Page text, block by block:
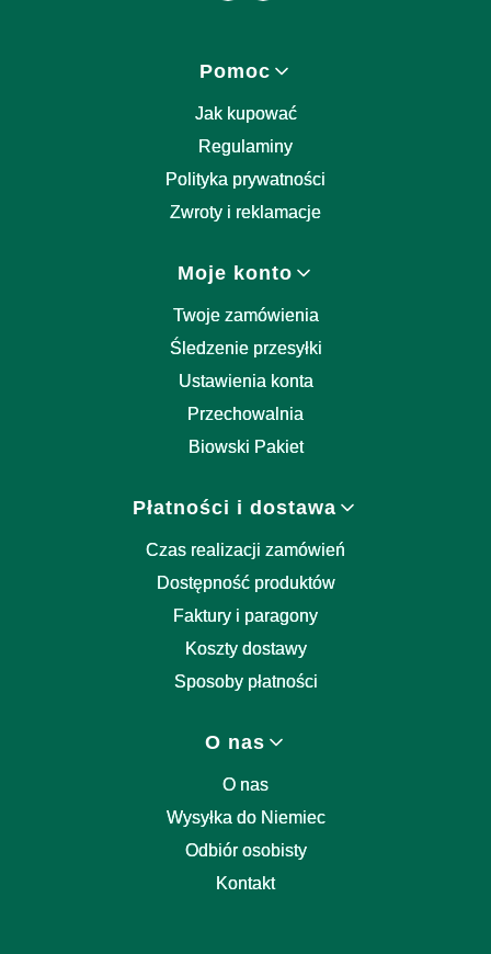
Pomoc
Jak kupować
Regulaminy
Polityka prywatności
Zwroty i reklamacje
Moje konto
Twoje zamówienia
Śledzenie przesyłki
Ustawienia konta
Przechowalnia
Biowski Pakiet
Płatności i dostawa
Czas realizacji zamówień
Dostępność produktów
Faktury i paragony
Koszty dostawy
Sposoby płatności
O nas
O nas
Wysyłka do Niemiec
Odbiór osobisty
Kontakt